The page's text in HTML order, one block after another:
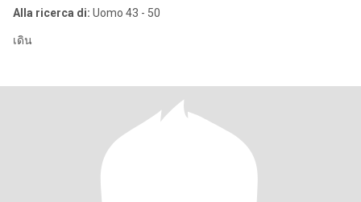
Alla ricerca di: Uomo 43 - 50
เดิน